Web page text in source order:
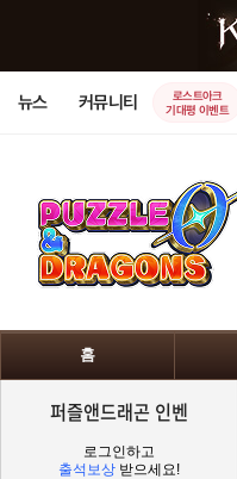
뉴스 커뮤니티
로스트아크
기대평 이벤트
홈
퍼즐앤드래곤 인벤
로그인하고
출석보상 받으세요!